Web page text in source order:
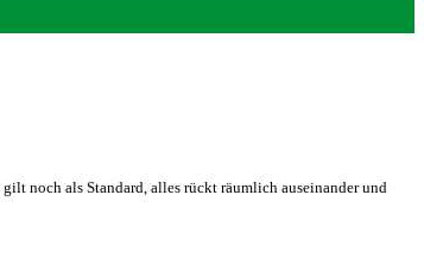
noch als Standard, alles rückt räumlich auseinander und